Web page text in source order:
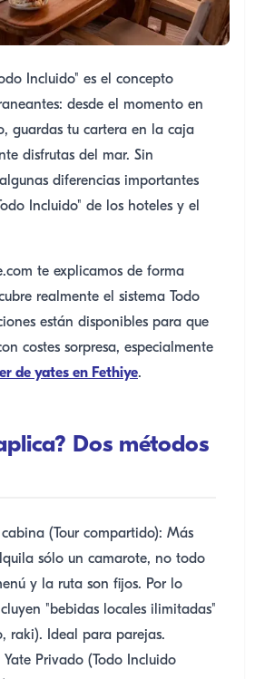
Incluido" es el concepto
desde el momento en
guardas tu cartera en la caja
disfrutas del mar. Sin
diferencias importantes
Incluido" de los hoteles y el
te explicamos de forma
realmente el sistema Todo
están disponibles para que
costes sorpresa, especialmente
de yates en Fethiye.
Dos métodos
(Tour compartido): Más
sólo un camarote, no todo
y la ruta son fijos. Por lo
"bebidas locales ilimitadas"
raki). Ideal para parejas.
Privado (Todo Incluido